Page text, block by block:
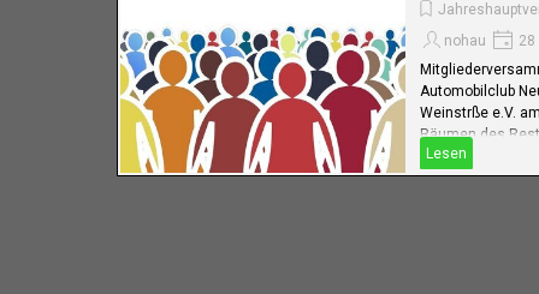
nohau
28
Automobilclub
Weinstrße e.V.
Räumen des
Hildenbrandseck,
Lesen